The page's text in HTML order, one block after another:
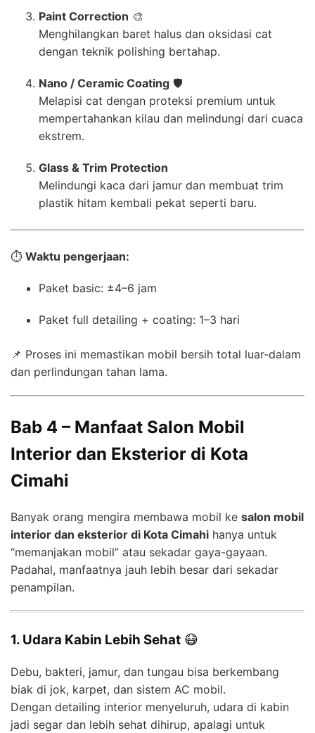
Paint Correction 🎨
Menghilangkan baret halus dan oksidasi cat
dengan teknik polishing bertahap.
Nano / Ceramic Coating 🛡️
Melapisi cat dengan proteksi premium untuk
mempertahankan kilau dan melindungi dari cuaca
ekstrem.
Glass & Trim Protection
Melindungi kaca dari jamur dan membuat trim
plastik hitam kembali pekat seperti baru.
⏱️ Waktu pengerjaan:
Paket basic: ±4–6 jam
Paket full detailing + coating: 1–3 hari
📌 Proses ini memastikan mobil bersih total luar-dalam
dan perlindungan tahan lama.
Bab 4 – Manfaat Salon Mobil
Interior dan Eksterior di Kota
Cimahi
Banyak orang mengira membawa mobil ke salon mobil
interior dan eksterior di Kota Cimahi hanya untuk
“memanjakan mobil” atau sekadar gaya-gayaan.
Padahal, manfaatnya jauh lebih besar dari sekadar
penampilan.
1. Udara Kabin Lebih Sehat 😷
Debu, bakteri, jamur, dan tungau bisa berkembang
biak di jok, karpet, dan sistem AC mobil.
Dengan detailing interior menyeluruh, udara di kabin
jadi segar dan lebih sehat dihirup, apalagi untuk